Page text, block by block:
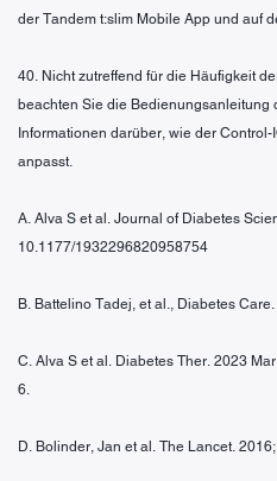
der Tandem t:slim Mobile App und auf
40. Nicht zutreffend für die Häufigkeit
beachten Sie die Bedienungsanleitung
Informationen darüber, wie der
anpasst.
A. Alva S et al. Journal of Diabetes
10.1177/1932296820958754
B. Battelino Tadej, et al., Diabetes
C. Alva S et al. Diabetes Ther. 2023
6.
D. Bolinder, Jan et al. The Lancet.